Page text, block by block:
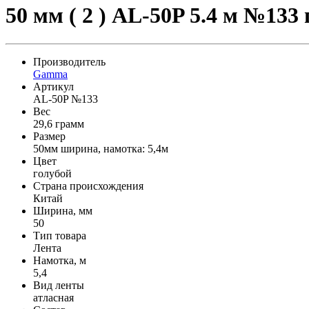
50 мм ( 2 ) AL-50P 5.4 м №133
Производитель
Gamma
Артикул
AL-50P №133
Вес
29,6 грамм
Размер
50мм ширина, намотка: 5,4м
Цвет
голубой
Страна происхождения
Китай
Ширина, мм
50
Тип товара
Лента
Намотка, м
5,4
Вид ленты
атласная